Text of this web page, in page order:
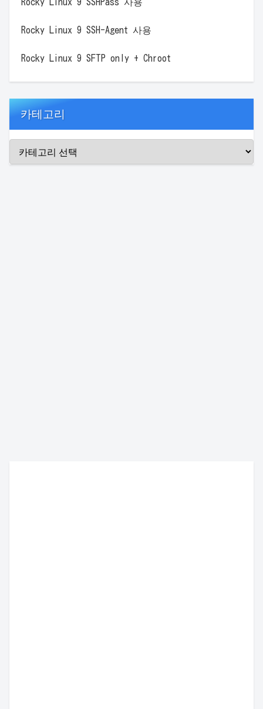
Rocky Linux 9 SSH-Agent 사용
Rocky Linux 9 SFTP only + Chroot
카테고리